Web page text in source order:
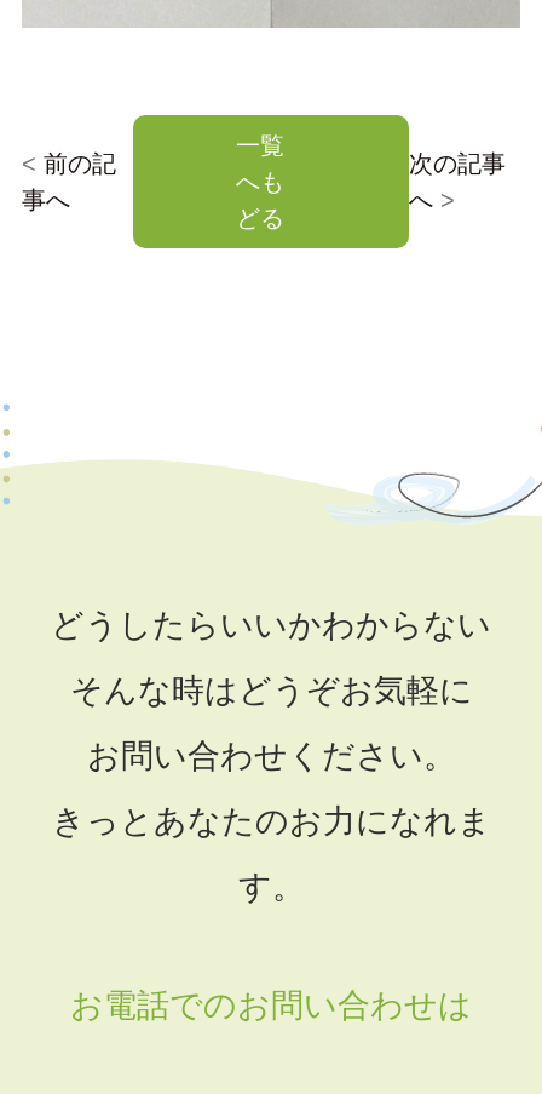
< 前の記
事へ
一覧
へも
どる
次の記事
へ>
どうしたらいいかわからない
そんな時はどうぞお気軽に
お問い合わせください。
きっとあなたのお力になれま
す。
お電話でのお問い合わせは